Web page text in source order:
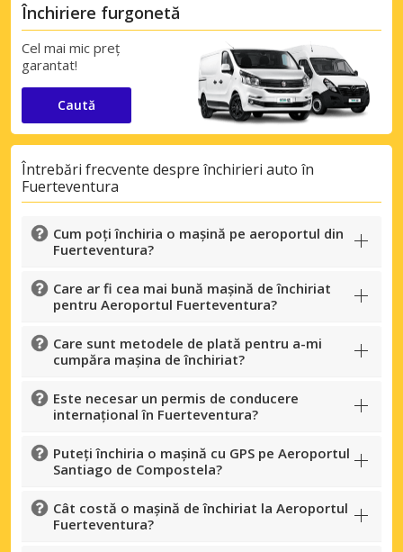
Închiriere furgonetă
Cel mai mic preț
garantat!
Caută
Întrebări frecvente despre închirieri auto în
Fuerteventura
Cum poți închiria o mașină pe aeroportul din
Fuerteventura?
Care ar fi cea mai bună mașină de închiriat
pentru Aeroportul Fuerteventura?
Care sunt metodele de plată pentru a-mi
cumpăra mașina de închiriat?
Este necesar un permis de conducere
internațional în Fuerteventura?
Puteți închiria o mașină cu GPS pe Aeroportul
Santiago de Compostela?
Cât costă o mașină de închiriat la Aeroportul
Fuerteventura?